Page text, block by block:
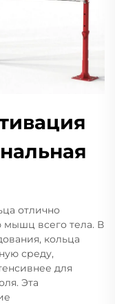
отлично
мышц всего тела. В
кольца
среду,
для
Эта